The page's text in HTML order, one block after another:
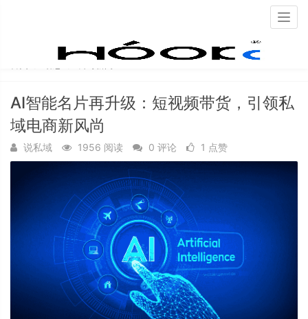
AI智能名片再升级：短视频带货，引领私
域电商新风尚
说私域 1956 阅读 0 评论 1 点赞